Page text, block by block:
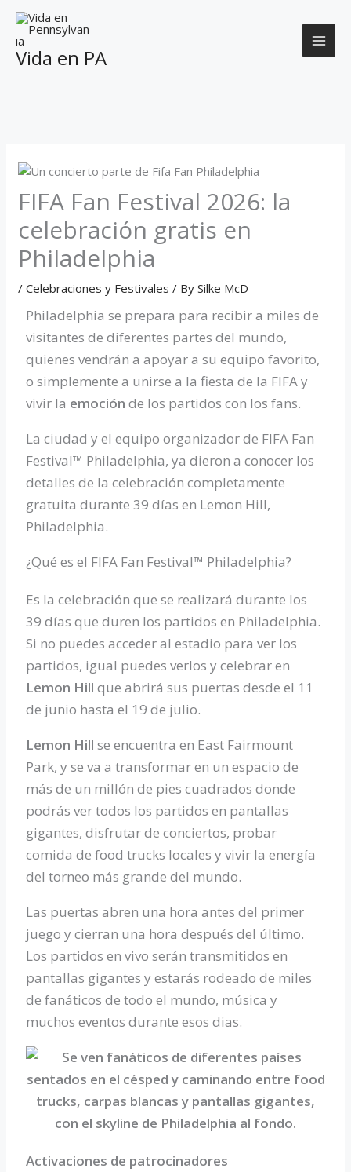
Skip
content
Vida en PA
FIFA Fan Festival 2026: la
celebración gratis en
Philadelphia
/Celebraciones y Festivales / BySilke McD
Philadelphia se prepara para recibir a miles de
visitantes de diferentes partes del mundo,
quienes vendrán a apoyar a su equipo favorito,
o simplemente a unirse a la fiesta de la FIFA y
vivir la emoción de los partidos con los fans.
La ciudad y el equipo organizador de FIFA Fan
Festival™ Philadelphia, ya dieron a conocer los
detalles de la celebración completamente
gratuita durante 39 días en Lemon Hill,
Philadelphia.
¿Qué es el FIFA Fan Festival™ Philadelphia?
Es la celebración que se realizará durante los
39 días que duren los partidos en Philadelphia.
Si no puedes acceder al estadio para ver los
partidos, igual puedes verlos y celebrar en
Lemon Hill que abrirá sus puertas desde el 11
de junio hasta el 19 de julio.
Lemon Hill se encuentra en East Fairmount
Park, y se va a transformar en un espacio de
más de un millón de pies cuadrados donde
podrás ver todos los partidos en pantallas
gigantes, disfrutar de conciertos, probar
comida de food trucks locales y vivir la energía
del torneo más grande del mundo.
Las puertas abren una hora antes del primer
juego y cierran una hora después del último.
Los partidos en vivo serán transmitidos en
pantallas gigantes y estarás rodeado de miles
de fanáticos de todo el mundo, música y
muchos eventos durante esos dias.
Activaciones de patrocinadores